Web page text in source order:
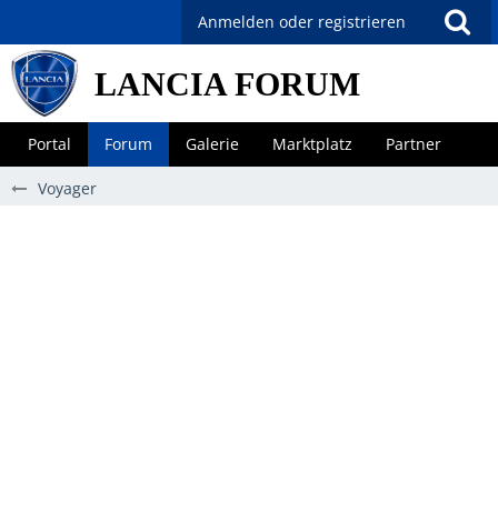
Anmelden oder registrieren
LANCIA FORUM
Portal Forum Galerie Marktplatz Partner
Voyager